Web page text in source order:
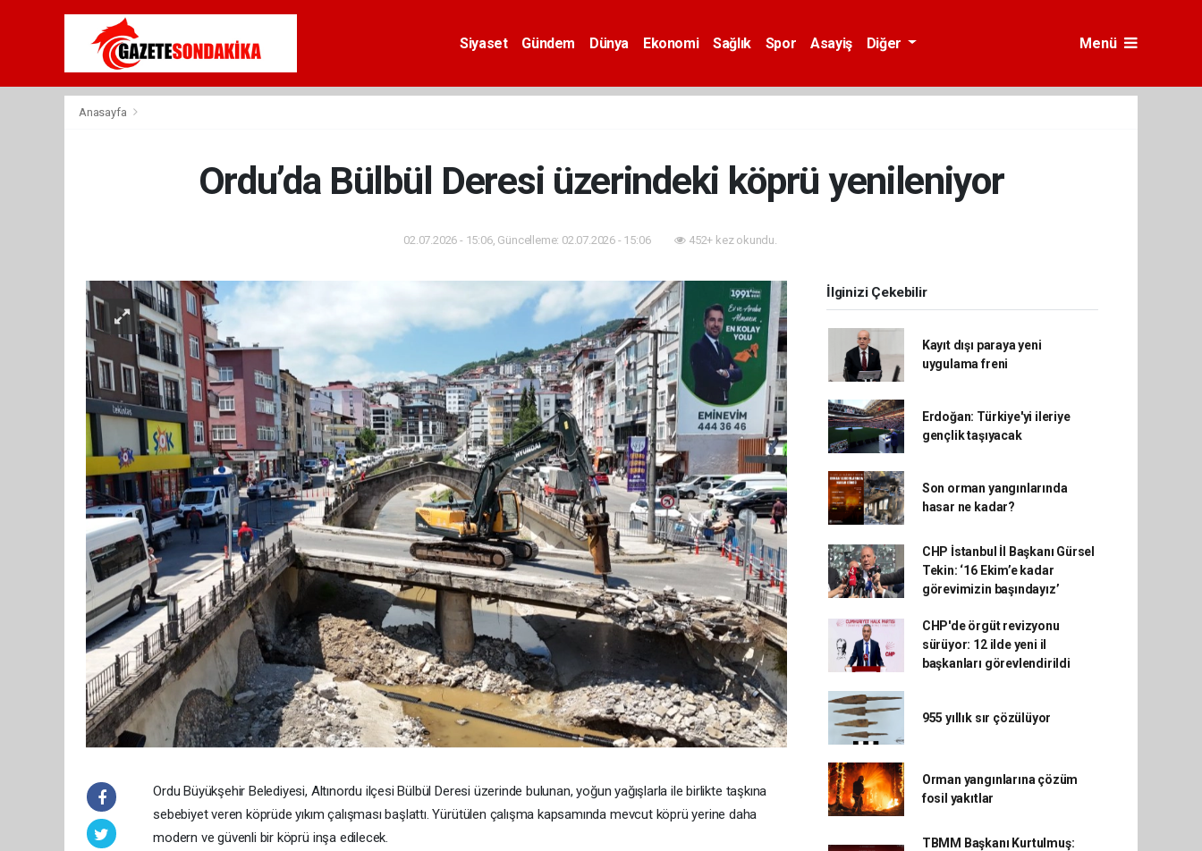
Siyaset Gündem Dünya Ekonomi Sağlık Spor Asayiş Diğer Menü
Anasayfa
Ordu’da Bülbül Deresi üzerindeki köprü yenileniyor
02.07.2026 - 15:06, Güncelleme: 02.07.2026 - 15:06 452+ kez okundu.
Ordu Büyükşehir Belediyesi, Altınordu ilçesi Bülbül Deresi üzerinde bulunan, yoğun yağışlarla ile birlikte taşkına
sebebiyet veren köprüde yıkım çalışması başlattı. Yürütülen çalışma kapsamında mevcut köprü yerine daha
modern ve güvenli bir köprü inşa edilecek.
İlginizi Çekebilir
Kayıt dışı paraya yeni
uygulama freni
Erdoğan: Türkiye'yi ileriye
gençlik taşıyacak
Son orman yangınlarında
hasar ne kadar?
CHP İstanbul İl Başkanı Gürsel
Tekin: ‘16 Ekim’e kadar
görevimizin başındayız’
CHP'de örgüt revizyonu
sürüyor: 12 ilde yeni il
başkanları görevlendirildi
955 yıllık sır çözülüyor
Orman yangınlarına çözüm
fosil yakıtlar
TBMM Başkanı Kurtulmuş: